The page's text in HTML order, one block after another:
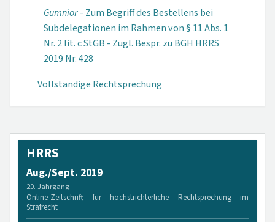
Gumnior- Zum Begriff des Bestellens bei
Subdelegationen im Rahmen von § 11 Abs. 1
Nr. 2 lit. c StGB - Zugl. Bespr. zu BGH HRRS
2019 Nr. 428
Vollständige Rechtsprechung
HRRS
Aug./Sept. 2019
20. Jahrgang
Online-Zeitschrift für höchstrichterliche Rechtsprechung im
Strafrecht